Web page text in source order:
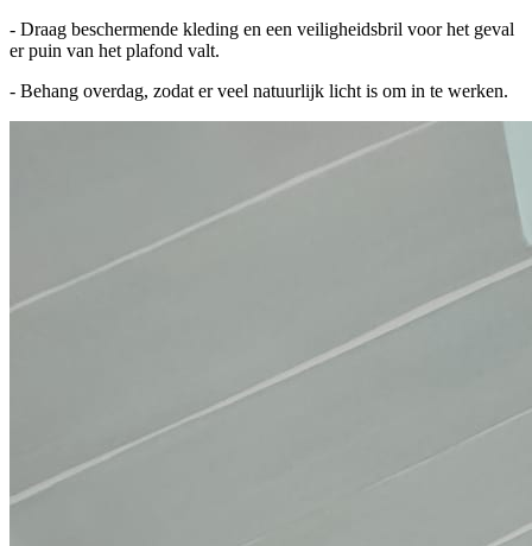
- Draag beschermende kleding en een veiligheidsbril voor het geval
er puin van het plafond valt.
- Behang overdag, zodat er veel natuurlijk licht is om in te werken.